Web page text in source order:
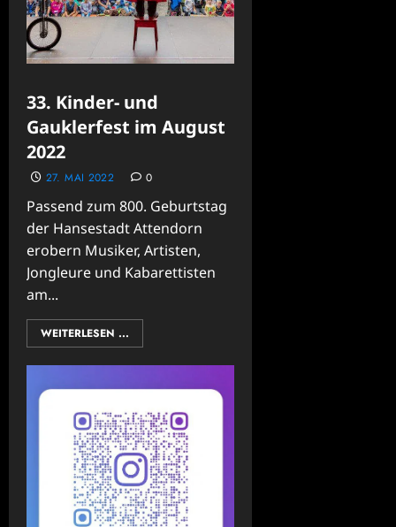
33. Kinder- und
Gauklerfest im August
2022
27. MAI 2022 0
Passend zum 800. Geburtstag
der Hansestadt Attendorn
erobern Musiker, Artisten,
Jongleure und Kabarettisten
am...
WEITERLESEN ...